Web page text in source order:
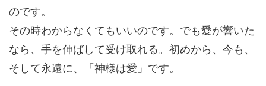
のです。
その時わからなくてもいいのです。でも愛が響いた
なら、手を伸ばして受け取れる。初めから、今も、
そして永遠に、「神様は愛」です。